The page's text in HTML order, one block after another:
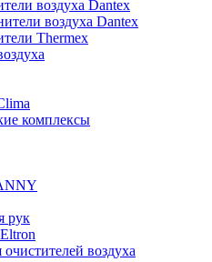
воздуха Dantex
воздуха Dantex
Thermex
комплексы
рук
воздуха